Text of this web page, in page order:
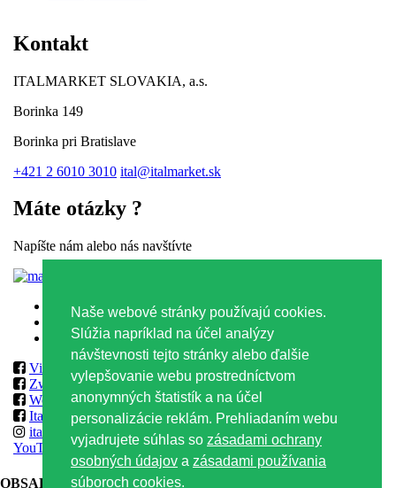
Naše webové stránky používajú cookies.
Slúžia napríklad na účel analýzy
návštevnosti tejto stránky alebo ďalšie
vylepšovanie webu prostredníctvom
anonymných štatistík a na účel
personalizácie reklám. Prehliadaním webu
vyjadrujete súhlas so zásadami ochrany
osobných údajov a zásadami používania
súboroch cookies.
Kontakt
ITALMARKET SLOVAKIA, a.s.
Borinka 149
Borinka pri Bratislave
+421 2 6010 3010 ital@italmarket.sk
Máte otázky ?
Napíšte nám alebo nás navštívte
Zásady ochrany osobných údajov
Zásady používania súborov Cookies
Obchodné podmienky
Vilmos
Zwack
World Class & Reserve Brands Club
ItalmarketSlovakia
italmarketslovakia
YouTube
OBSAH TEJTO WEBOVEJ STRÁNKY JE VHODNÝ